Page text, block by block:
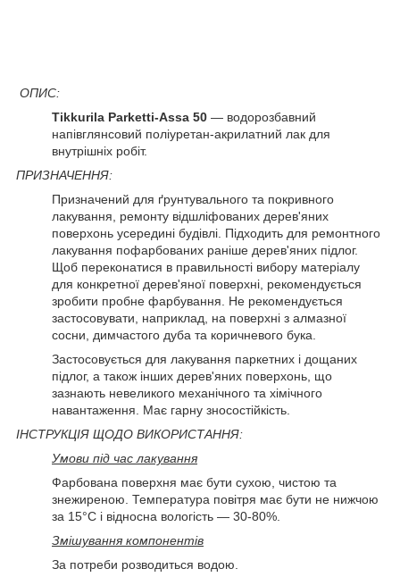
ОПИС:
Tikkurila Parketti-Assa 50 — водорозбавний
напівглянсовий поліуретан-акрилатний лак для
внутрішніх робіт.
ПРИЗНАЧЕННЯ:
Призначений для ґрунтувального та покривного
лакування, ремонту відшліфованих дерев'яних
поверхонь усередині будівлі. Підходить для ремонтного
лакування пофарбованих раніше дерев'яних підлог.
Щоб переконатися в правильності вибору матеріалу
для конкретної дерев'яної поверхні, рекомендується
зробити пробне фарбування. Не рекомендується
застосовувати, наприклад, на поверхні з алмазної
сосни, димчастого дуба та коричневого бука.
Застосовується для лакування паркетних і дощаних
підлог, а також інших дерев'яних поверхонь, що
зазнають невеликого механічного та хімічного
навантаження. Має гарну зносостійкість.
ІНСТРУКЦІЯ ЩОДО ВИКОРИСТАННЯ:
Умови під час лакування
Фарбована поверхня має бути сухою, чистою та
знежиреною. Температура повітря має бути не нижчою
за 15°C і відносна вологість — 30-80%.
Змішування компонентів
За потреби розводиться водою.